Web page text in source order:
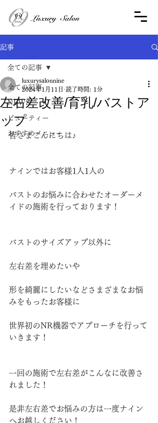
記事
全ての記事
NEWS
ビューティー
おすすめメニュー
全ての記事
左右差改善/育乳/バストア
ップ
luxurysalonnine
2024年1月11日 読了時間: 1分
皆さまこんにちは♪
ナインではお客様1人1人の
バストのお悩みに合わせたオーダーメ
イドの施術を行っております！
バストのサイズアップ以外に
左右差を埋めたいや
形を綺麗にしたいなどさまざまなお悩
みをもったお客様に
世界初のNR機器でアプローチを行って
いきます！
一回の施術で左右差がこんなに改善さ
れました！
是非左右差でお悩みの方は一度ナイン
へお越しください！